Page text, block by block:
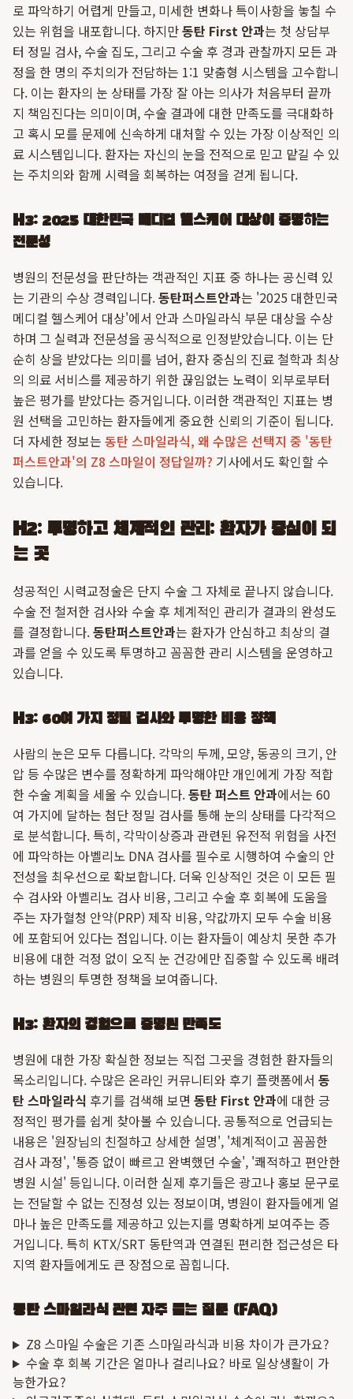
로 파악하기 어렵게 만들고, 미세한 변화나 특이사항을 놓칠 수
있는 위험을 내포합니다. 하지만동탄 First 안과는 첫 상담부
터 정밀 검사, 수술 집도, 그리고 수술 후 경과 관찰까지 모든 과
정을 한 명의 주치의가 전담하는 1:1 맞춤형 시스템을 고수합니
다. 이는 환자의 눈 상태를 가장 잘 아는 의사가 처음부터 끝까
지 책임진다는 의미이며, 수술 결과에 대한 만족도를 극대화하
고 혹시 모를 문제에 신속하게 대처할 수 있는 가장 이상적인 의
료 시스템입니다. 환자는 자신의 눈을 전적으로 믿고 맡길 수 있
는 주치의와 함께 시력을 회복하는 여정을 걷게 됩니다.
H3: 2025 대한민국 메디컬 헬스케어 대상이 증명하는
전문성
병원의 전문성을 판단하는 객관적인 지표 중 하나는 공신력 있
는 기관의 수상 경력입니다.동탄퍼스트안과는 '2025 대한민국
메디컬 헬스케어 대상'에서 안과 스마일라식 부문 대상을 수상
하며 그 실력과 전문성을 공식적으로 인정받았습니다. 이는 단
순히 상을 받았다는 의미를 넘어, 환자 중심의 진료 철학과 최상
의 의료 서비스를 제공하기 위한 끊임없는 노력이 외부로부터
높은 평가를 받았다는 증거입니다. 이러한 객관적인 지표는 병
원 선택을 고민하는 환자들에게 중요한 신뢰의 기준이 됩니다.
더 자세한 정보는 동탄 스마일라식, 왜 수많은 선택지 중 '동탄
퍼스트안과'의 Z8 스마일이 정답일까? 기사에서도 확인할 수
있습니다.
H2: 투명하고 체계적인 관리: 환자가 중심이 되
는 곳
성공적인 시력교정술은 단지 수술 그 자체로 끝나지 않습니다.
수술 전 철저한 검사와 수술 후 체계적인 관리가 결과의 완성도
를 결정합니다.동탄퍼스트안과는 환자가 안심하고 최상의 결
과를 얻을 수 있도록 투명하고 꼼꼼한 관리 시스템을 운영하고
있습니다.
H3: 60여 가지 정밀 검사와 투명한 비용 정책
사람의 눈은 모두 다릅니다. 각막의 두께, 모양, 동공의 크기, 안
압 등 수많은 변수를 정확하게 파악해야만 개인에게 가장 적합
한 수술 계획을 세울 수 있습니다.동탄 퍼스트 안과에서는 60
여 가지에 달하는 첨단 정밀 검사를 통해 눈의 상태를 다각적으
로 분석합니다. 특히, 각막이상증과 관련된 유전적 위험을 사전
에 파악하는 아벨리노 DNA 검사를 필수로 시행하여 수술의 안
전성을 최우선으로 확보합니다. 더욱 인상적인 것은 이 모든 필
수 검사와 아벨리노 검사 비용, 그리고 수술 후 회복에 도움을
주는 자가혈청 안약(PRP) 제작 비용, 약값까지 모두 수술 비용
에 포함되어 있다는 점입니다. 이는 환자들이 예상치 못한 추가
비용에 대한 걱정 없이 오직 눈 건강에만 집중할 수 있도록 배려
하는 병원의 투명한 정책을 보여줍니다.
H3: 환자의 경험으로 증명된 만족도
병원에 대한 가장 확실한 정보는 직접 그곳을 경험한 환자들의
목소리입니다. 수많은 온라인 커뮤니티와 후기 플랫폼에서 동
탄 스마일라식 후기를 검색해 보면 동탄 First 안과에 대한 긍
정적인 평가를 쉽게 찾아볼 수 있습니다. 공통적으로 언급되는
내용은 '원장님의 친절하고 상세한 설명', '체계적이고 꼼꼼한
검사 과정', '통증 없이 빠르고 완벽했던 수술', '쾌적하고 편안한
병원 시설' 등입니다. 이러한 실제 후기들은 광고나 홍보 문구로
는 전달할 수 없는 진정성 있는 정보이며, 병원이 환자들에게 얼
마나 높은 만족도를 제공하고 있는지를 명확하게 보여주는 증
거입니다. 특히 KTX/SRT 동탄역과 연결된 편리한 접근성은 타
지역 환자들에게도 큰 장점으로 꼽힙니다.
동탄 스마일라식 관련 자주 묻는 질문 (FAQ)
Z8 스마일 수술은 기존 스마일라식과 비용 차이가 큰가요?
수술 후 회복 기간은 얼마나 걸리나요? 바로 일상생활이 가
능한가요?